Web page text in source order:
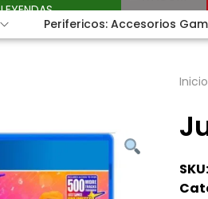
LEYENDAS
Perifericos: Accesorios
Inicio
SKU: